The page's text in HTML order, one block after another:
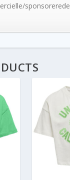
sponsorerede